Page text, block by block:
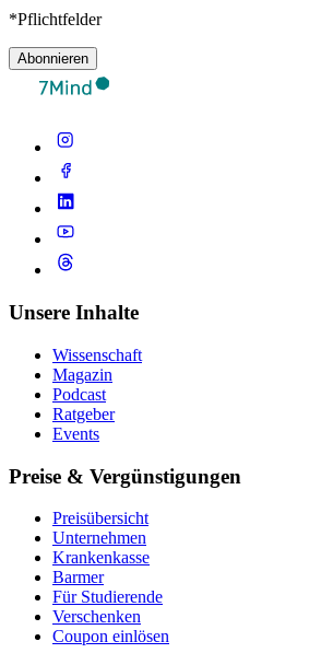
*Pflichtfelder
Abonnieren
Unsere Inhalte
Wissenschaft
Magazin
Podcast
Ratgeber
Events
Preise & Vergünstigungen
Preisübersicht
Unternehmen
Krankenkasse
Barmer
Für Studierende
Ver­schen­ken
Coupon einlösen